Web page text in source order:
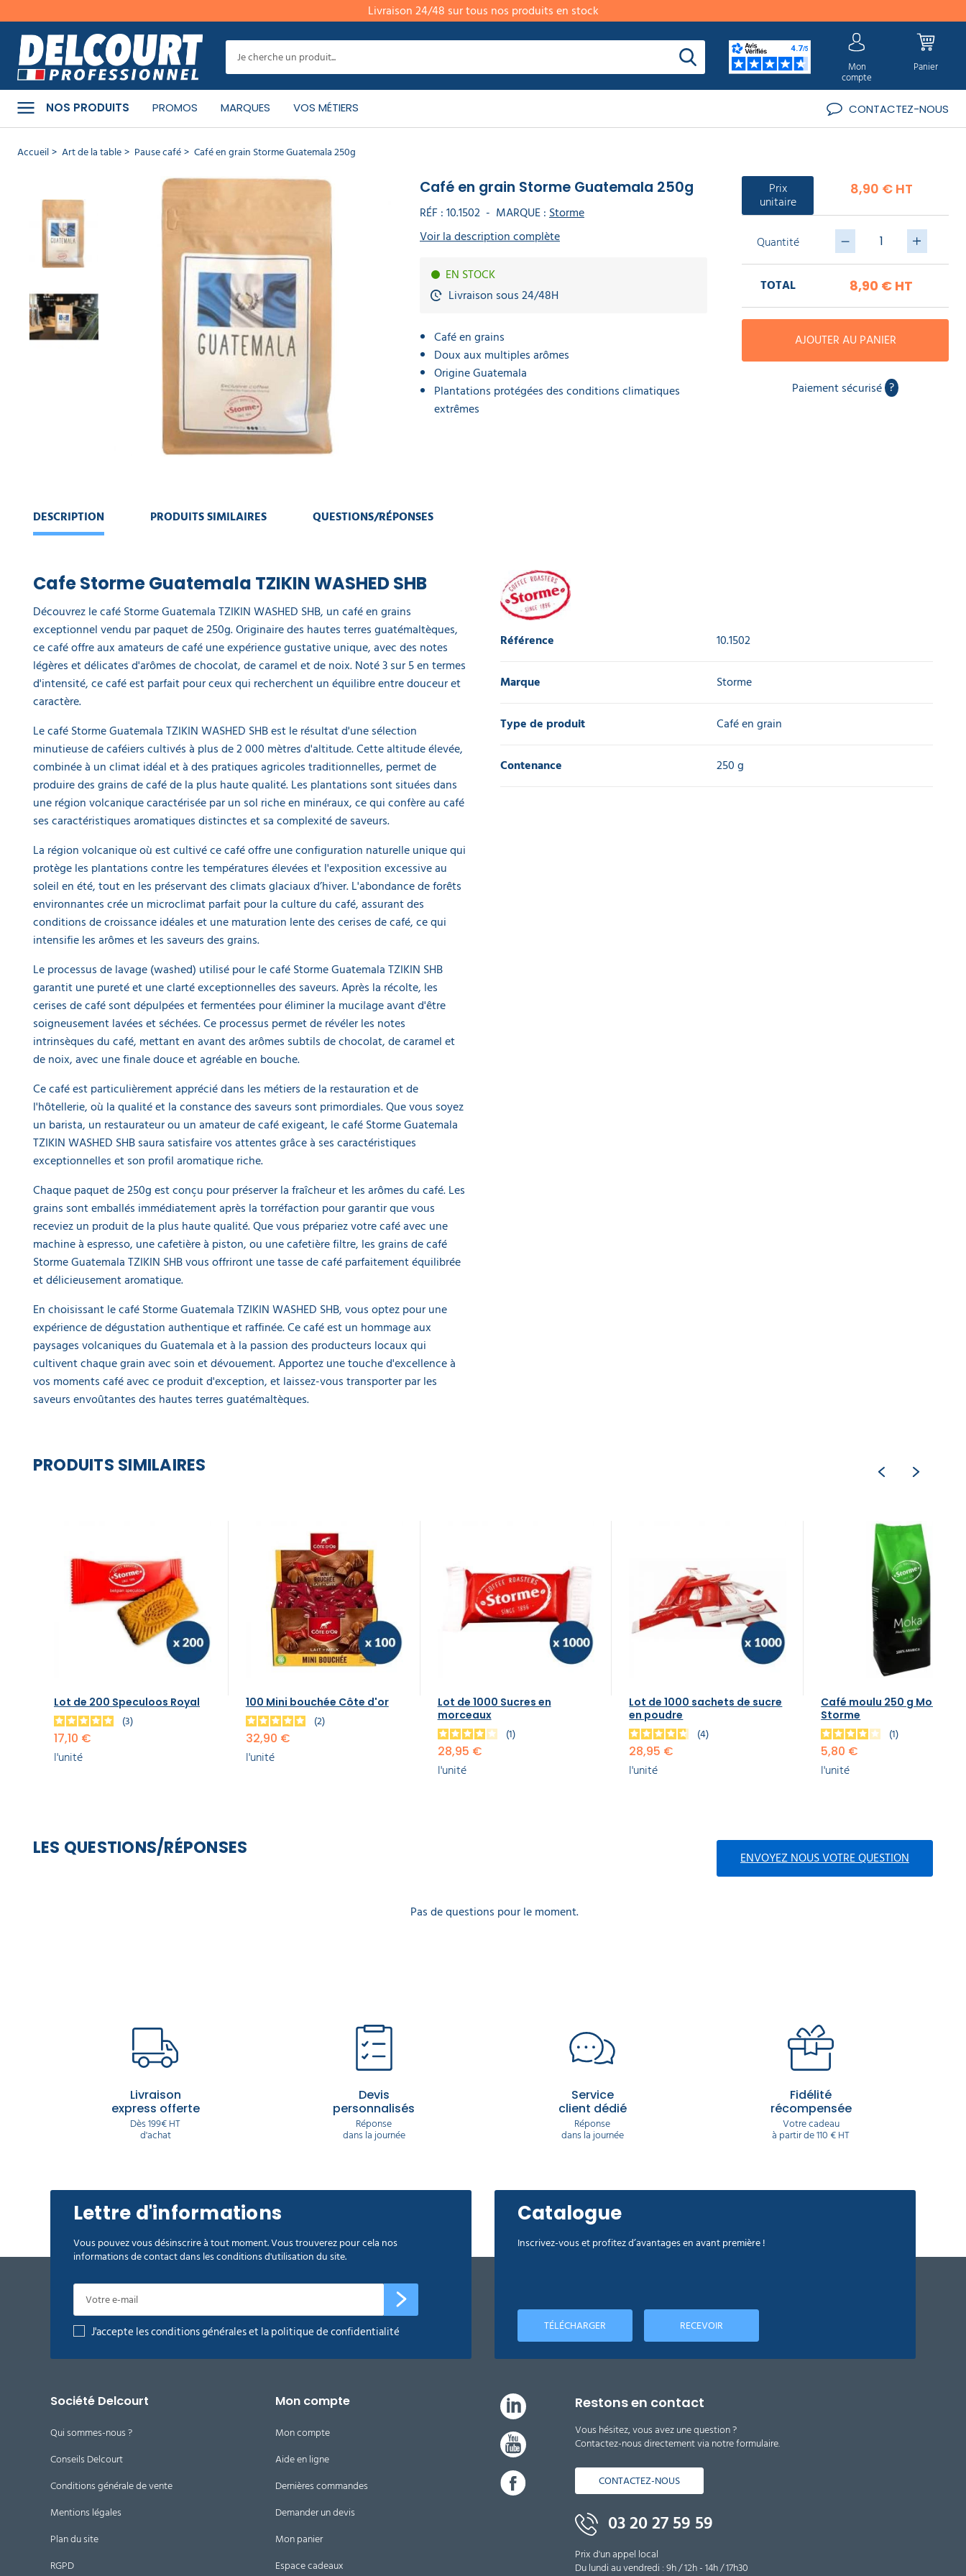
Livraison 24/48 sur tous nos produits en stock
Mon
compte
Panier
NOS PRODUITS PROMOS MARQUES VOS MÉTIERS CONTACTEZ-NOUS
MENU
CATÉGORIES
PRODUITS
NETTOYANTS
MATÉRIEL
NETTOYAGE
MACHINE
DE
HYGIÈNE
DE
AMÉNAGEMENT
EXTÉRIEUR
DE
LA
TABLE
EQUIPEMENT
DE
PROTECTION
INDIVIDUELLE
ÉCOLOGIQUE
PROMOS
Cet
article
bien
été
ajouté
votre
grain
Storme
Guatemala
250g
RÉF :10.1502
:Storme
CONTINUER
Accueil Art de la table Pause café Café en grain Storme Guatemala 250g
Café en grain Storme Guatemala 250g
RÉF :10.1502 - MARQUE :Storme
Voir la description complète
EN STOCK
Livraison sous 24/48H
Café en grains
Doux aux multiples arômes
Origine Guatemala
Plantations protégées des conditions climatiques
extrêmes
Prix
unitaire
8,90 € HT
Quantité
TOTAL 8,90 € HT
AJOUTER AU PANIER
Paiement sécurisé ?
DESCRIPTION PRODUITS SIMILAIRES QUESTIONS/RÉPONSES
Cafe Storme Guatemala TZIKIN WASHED SHB
Découvrez le café Storme Guatemala TZIKIN WASHED SHB, un café en grains
exceptionnel vendu par paquet de 250g. Originaire des hautes terres guatémaltèques,
ce café offre aux amateurs de café une expérience gustative unique, avec des notes
légères et délicates d'arômes de chocolat, de caramel et de noix. Noté 3 sur 5 en termes
d'intensité, ce café est parfait pour ceux qui recherchent un équilibre entre douceur et
caractère.
Le café Storme Guatemala TZIKIN WASHED SHB est le résultat d'une sélection
minutieuse de caféiers cultivés à plus de 2 000 mètres d'altitude. Cette altitude élevée,
combinée à un climat idéal et à des pratiques agricoles traditionnelles, permet de
produire des grains de café de la plus haute qualité. Les plantations sont situées dans
une région volcanique caractérisée par un sol riche en minéraux, ce qui confère au café
ses caractéristiques aromatiques distinctes et sa complexité de saveurs.
La région volcanique où est cultivé ce café offre une configuration naturelle unique qui
protège les plantations contre les températures élevées et l'exposition excessive au
soleil en été, tout en les préservant des climats glaciaux d’hiver. L'abondance de forêts
environnantes crée un microclimat parfait pour la culture du café, assurant des
conditions de croissance idéales et une maturation lente des cerises de café, ce qui
intensifie les arômes et les saveurs des grains.
Le processus de lavage (washed) utilisé pour le café Storme Guatemala TZIKIN SHB
garantit une pureté et une clarté exceptionnelles des saveurs. Après la récolte, les
cerises de café sont dépulpées et fermentées pour éliminer la mucilage avant d'être
soigneusement lavées et séchées. Ce processus permet de révéler les notes
intrinsèques du café, mettant en avant des arômes subtils de chocolat, de caramel et
de noix, avec une finale douce et agréable en bouche.
Ce café est particulièrement apprécié dans les métiers de la restauration et de
l'hôtellerie, où la qualité et la constance des saveurs sont primordiales. Que vous soyez
un barista, un restaurateur ou un amateur de café exigeant, le café Storme Guatemala
TZIKIN WASHED SHB saura satisfaire vos attentes grâce à ses caractéristiques
exceptionnelles et son profil aromatique riche.
Chaque paquet de 250g est conçu pour préserver la fraîcheur et les arômes du café. Les
grains sont emballés immédiatement après la torréfaction pour garantir que vous
receviez un produit de la plus haute qualité. Que vous prépariez votre café avec une
machine à espresso, une cafetière à piston, ou une cafetière filtre, les grains de café
Storme Guatemala TZIKIN SHB vous offriront une tasse de café parfaitement équilibrée
et délicieusement aromatique.
En choisissant le café Storme Guatemala TZIKIN WASHED SHB, vous optez pour une
expérience de dégustation authentique et raffinée. Ce café est un hommage aux
paysages volcaniques du Guatemala et à la passion des producteurs locaux qui
cultivent chaque grain avec soin et dévouement. Apportez une touche d'excellence à
vos moments café avec ce produit d'exception, et laissez-vous transporter par les
saveurs envoûtantes des hautes terres guatémaltèques.
Référence 10.1502
Marque Storme
Type de produit Café en grain
Contenance 250 g
PRODUITS SIMILAIRES
Lot de 200 Speculoos Royal
3
17,10 €
l'unité
100 Mini bouchée Côte d'or
2
32,90 €
l'unité
Lot de 1000 Sucres en
morceaux
1
28,95 €
l'unité
Lot de 1000 sachets de sucre
en poudre
4
28,95 €
l'unité
Café moulu 250 g Moka
Storme
1
5,80 €
l'unité
LES QUESTIONS/RÉPONSES ENVOYEZ NOUS VOTRE QUESTION
Pas de questions pour le moment.
Livraison
express offerte
Dès 199€ HT
d'achat
Devis
personnalisés
Réponse
dans la journée
Service
client dédié
Réponse
dans la journée
Fidélité
récompensée
Votre cadeau
à partir de 110 € HT
Lettre d'informations
Vous pouvez vous désinscrire à tout moment. Vous trouverez pour cela nos
informations de contact dans les conditions d'utilisation du site.
J'accepte les conditions générales et la politique de confidentialité
Catalogue
Inscrivez-vous et profitez d’avantages en avant première !
TÉLÉCHARGER RECEVOIR
Société Delcourt
Qui sommes-nous ?
Conseils Delcourt
Conditions générale de vente
Mentions légales
Plan du site
RGPD
Mon compte
Mon compte
Aide en ligne
Dernières commandes
Demander un devis
Mon panier
Espace cadeaux
Restons en contact
Vous hésitez, vous avez une question ?
Contactez-nous directement via notre formulaire.
CONTACTEZ-NOUS
03 20 27 59 59
Prix d'un appel local
Du lundi au vendredi : 9h / 12h - 14h / 17h30